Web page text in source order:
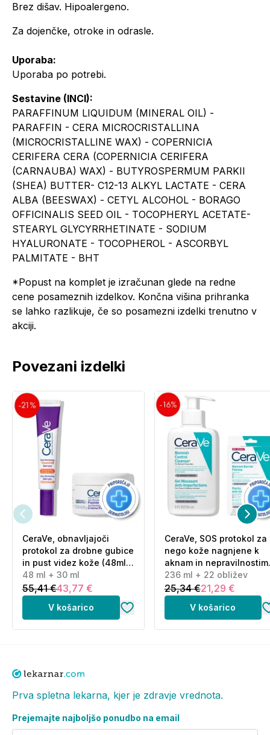
Brez dišav. Hipoalergeno.
Za dojenčke, otroke in odrasle.
Uporaba:
Uporaba po potrebi.
Sestavine (INCI):
PARAFFINUM LIQUIDUM (MINERAL OIL) -
PARAFFIN - CERA MICROCRISTALLINA
(MICROCRISTALLINE WAX) - COPERNICIA
CERIFERA CERA (COPERNICIA CERIFERA
(CARNAUBA) WAX) - BUTYROSPERMUM PARKII
(SHEA) BUTTER- C12-13 ALKYL LACTATE - CERA
ALBA (BEESWAX) - CETYL ALCOHOL - BORAGO
OFFICINALIS SEED OIL - TOCOPHERYL ACETATE-
STEARYL GLYCYRRHETINATE - SODIUM
HYALURONATE - TOCOPHEROL - ASCORBYL
PALMITATE - BHT
*Popust na komplet je izračunan glede na redne
cene posameznih izdelkov. Končna višina prihranka
se lahko razlikuje, če so posamezni izdelki trenutno v
akciji.
Povezani izdelki
CeraVe, obnavljajoči
protokol za drobne gubice
in pust videz kože (48ml
+ 30 ml)
48 ml + 30 ml
55,41 €43,77 €
V košarico
CeraVe, SOS protokol za
nego kože nagnjene k
aknam in nepravilnostim
(236 ml + 22 obližev)
236 ml + 22 obližev
25,34 €21,29 €
V košarico
Prva spletna lekarna, kjer je zdravje vrednota.
Prejemajte najboljšo ponudbo na email